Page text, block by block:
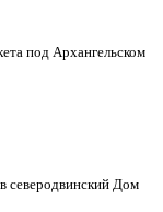
под Архангельском
северодвинский Дом